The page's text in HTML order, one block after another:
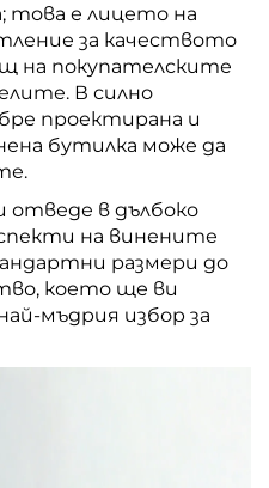
това е лицето на
за качеството
на покупателските
В силно
проектирана и
бутилка може да
отведе в дълбоко
на винените
размери до
което ще ви
мъдрия избор за